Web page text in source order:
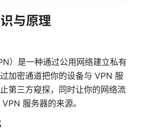
与原理
）是一种通过公用网络建立私有
加密通道把你的设备与 VPN 服
第三方窥探，同时让你的网络流
服务器的来源。